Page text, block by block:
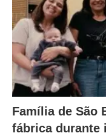
Família de São
fábrica durante